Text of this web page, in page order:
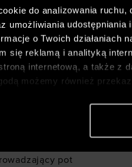
do analizowania
umożliwiania
o Twoich działaniach
się reklamą i analityką
internetową, a także z
możemy również
Szczegółowe informacje
do sylwetki
zapewnia trwałość,
(6%)
pot